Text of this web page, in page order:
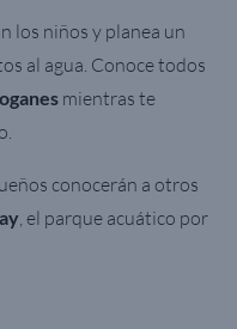
los niños y planea un
al agua. Conoce todos
mientras te
conocerán a otros
, el parque acuático por